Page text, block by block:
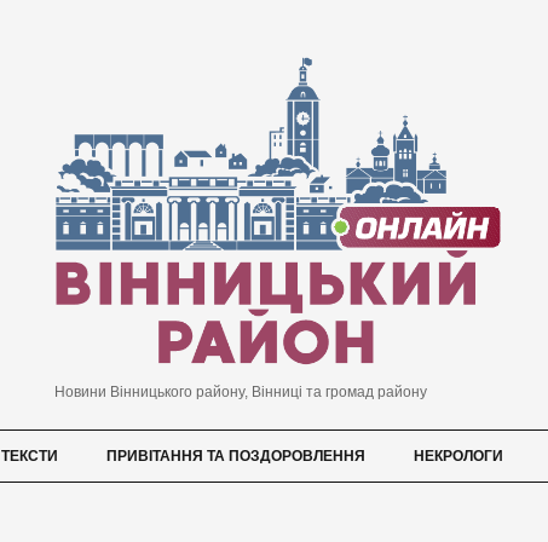
Новини Вінницького району, Вінниці та громад району
ТЕКСТИ ПРИВІТАННЯ ТА ПОЗДОРОВЛЕННЯ НЕКРОЛОГИ